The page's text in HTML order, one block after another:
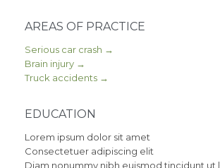
AREAS OF PRACTICE
Serious car crash →
Brain injury →
Truck accidents →
EDUCATION
Lorem ipsum dolor sit amet
Consectetuer adipiscing elit
Diam nonummy nibh euismod tincidunt ut